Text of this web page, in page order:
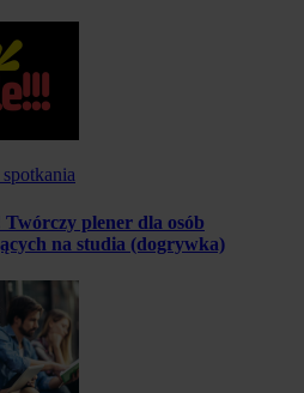
plener dla osób
na studia (dogrywka)